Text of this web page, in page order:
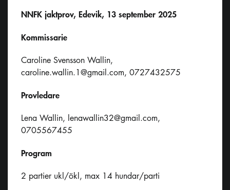
NNFK jaktprov, Edevik, 13 september 2025
Kommissarie
Caroline Svensson Wallin,
caroline.wallin.1@gmail.com, 0727432575
Provledare
Lena Wallin, lenawallin32@gmail.com,
0705567455
Program
2 partier ukl/ökl, max 14 hundar/parti